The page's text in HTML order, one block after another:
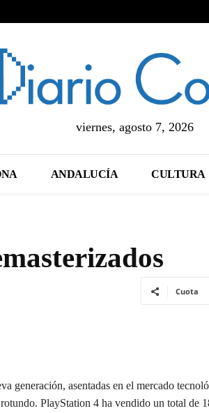
viernes, agosto 7, 2026
ANDALUCÍA CULTURA
Cuota
generación, asentadas en el mercado
PlayStation 4 ha vendido un total de